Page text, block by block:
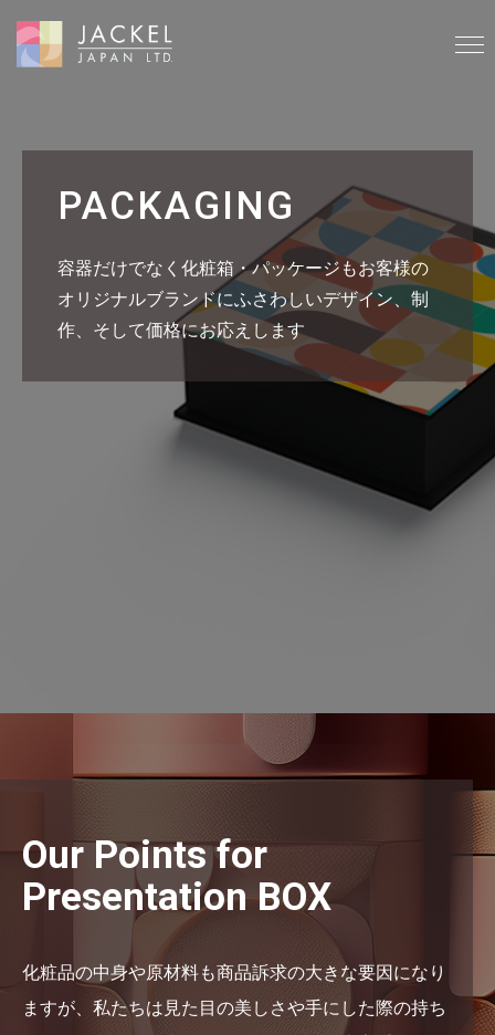
PACKAGING
容器だけでなく化粧箱・パッケージもお客様の
オリジナルブランドにふさわしいデザイン、制
作、そして価格にお応えします
Our Points for
Presentation BOX
化粧品の中身や原材料も商品訴求の大きな要因になり
ますが、私たちは見た目の美しさや手にした際の持ち